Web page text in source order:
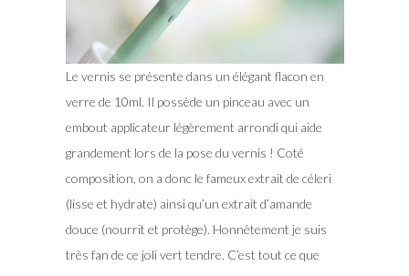
Le vernis se présente dans un élégant flacon en
verre de 10ml. Il possède un pinceau avec un
embout applicateur légèrement arrondi qui aide
grandement lors de la pose du vernis ! Coté
composition, on a donc le fameux extrait de céleri
(lisse et hydrate) ainsi qu’un extrait d’amande
douce (nourrit et protège). Honnêtement je suis
très fan de ce joli vert tendre. C’est tout ce que